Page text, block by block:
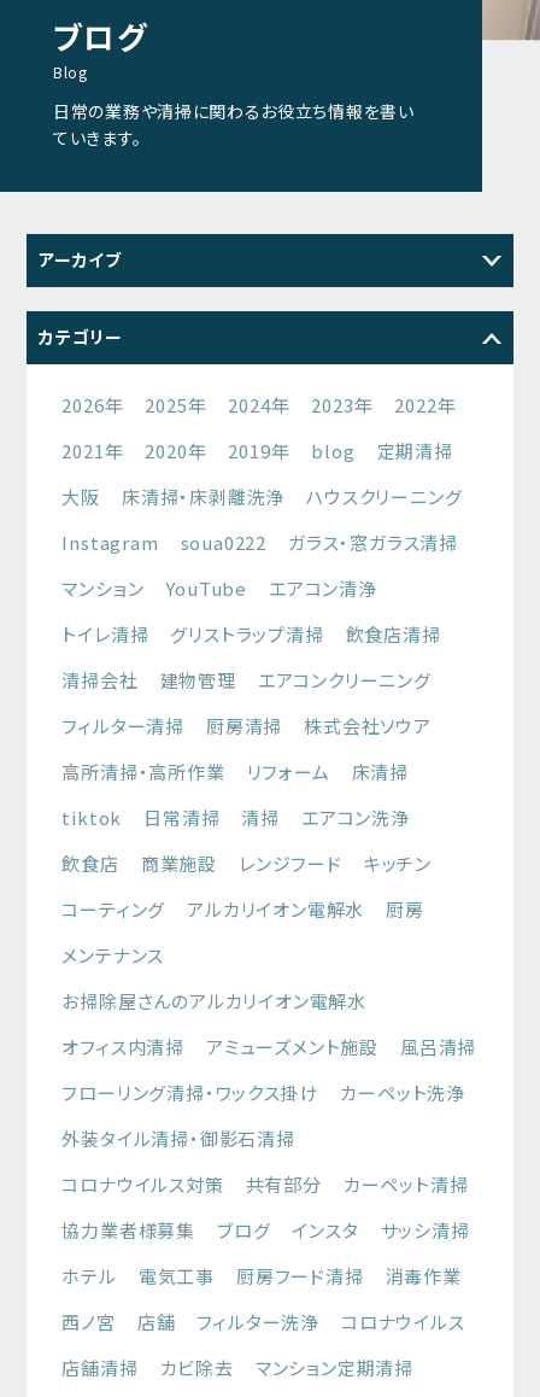
ブログ
Blog
日常の業務や清掃に関わるお役立ち情報を書い
ていきます。
アーカイブ
2026
カテゴリー
2026年 2025年 2024年 2023年
2022年
2021年
2020年 2019年 blog
定期清掃
大阪
床清掃・床剥離洗浄
ハウスクリーニング
Instagram
soua0222
ガラス・窓ガラス清掃
マンション
YouTube
エアコン清浄
トイレ清掃
グリストラップ清掃
飲食店清掃
清掃会社
建物管理
エアコンクリーニング
フィルター清掃
厨房清掃
株式会社ソウア
高所清掃・高所作業
リフォーム
床清掃
tiktok
日常清掃 清掃
エアコン洗浄
飲食店
商業施設 レンジフード
キッチン
コーティング
アルカリイオン電解水
厨房
メンテナンス
お掃除屋さんのアルカリイオン電解水
オフィス内清掃
アミューズメント施設
風呂清掃
フローリング清掃・ワックス掛け
カーペット洗浄
外装タイル清掃・御影石清掃
コロナウイルス対策
共有部分
カーペット清掃
協力業者様募集
ブログ インスタ
サッシ清掃
ホテル
電気工事 厨房フード清掃
消毒作業
西ノ宮
店舗 フィルター洗浄
コロナウイルス
店舗清掃
カビ除去 マンション定期清掃